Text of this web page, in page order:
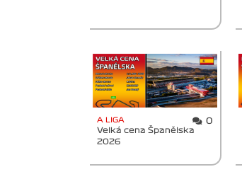
A LIGA 0
Velká cena Španělska
2026